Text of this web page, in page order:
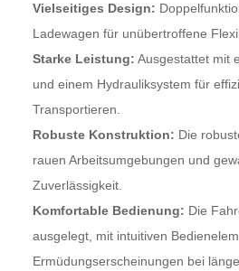
Vielseitiges Design:
Ladewagen für unübertroffene
Starke Leistung: Ausgestattet mit
und einem Hydrauliksystem für
Transportieren.
Robuste Konstruktion: Die
rauen Arbeitsumgebungen und
Zuverlässigkeit.
Komfortable Bedienung: Die
ausgelegt, mit intuitiven
Ermüdungserscheinungen bei